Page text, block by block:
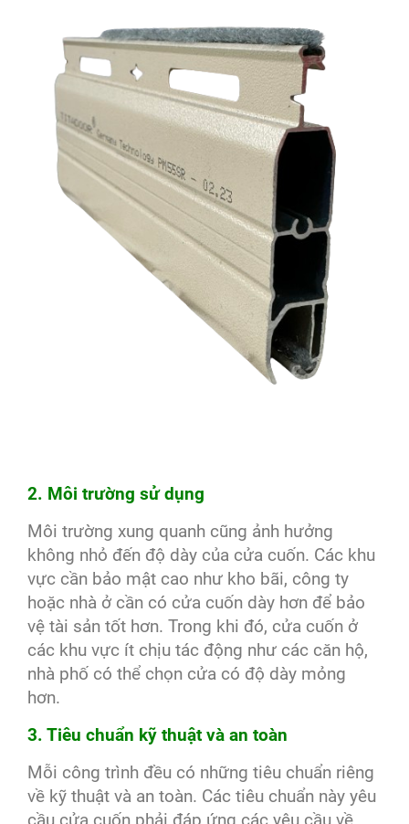
2. Môi trường sử dụng
Môi trường xung quanh cũng ảnh hưởng
không nhỏ đến độ dày của cửa cuốn. Các khu
vực cần bảo mật cao như kho bãi, công ty
hoặc nhà ở cần có cửa cuốn dày hơn để bảo
vệ tài sản tốt hơn. Trong khi đó, cửa cuốn ở
các khu vực ít chịu tác động như các căn hộ,
nhà phố có thể chọn cửa có độ dày mỏng
hơn.
3. Tiêu chuẩn kỹ thuật và an toàn
Mỗi công trình đều có những tiêu chuẩn riêng
về kỹ thuật và an toàn. Các tiêu chuẩn này yêu